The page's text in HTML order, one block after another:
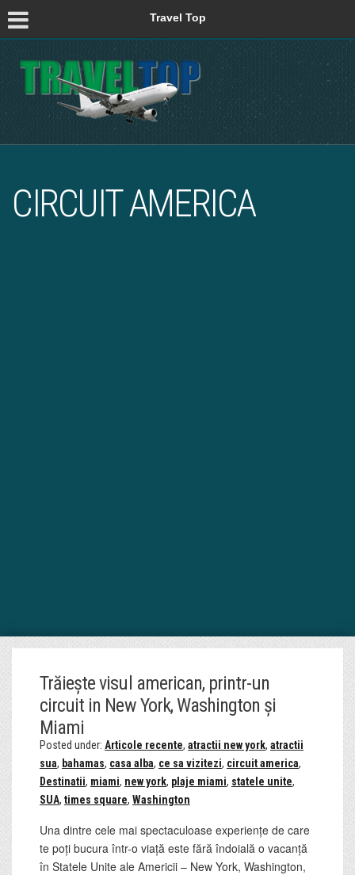
Travel Top
CIRCUIT AMERICA
Trăiește visul american, printr-un
circuit in New York, Washington și
Miami
Posted under: Articole recente, atractii new york, atractii
sua, bahamas, casa alba, ce sa vizitezi, circuit america,
Destinatii, miami, new york, plaje miami, statele unite,
SUA, times square, Washington
Una dintre cele mai spectaculoase experiențe de care
te poți bucura într-o viață este fără îndoială o vacanță
în Statele Unite ale Americii – New York, Washington,